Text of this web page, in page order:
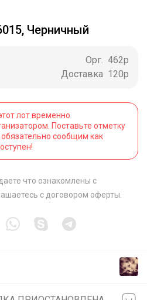
Черничный
Орг. 462р
Доставка 120р
лот временно
Поставьте отметку
сообщим как
что ознакомлены с
с договором оферты